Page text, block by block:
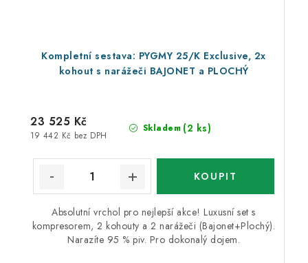
Kompletní sestava: PYGMY 25/K Exclusive, 2x
kohout s narážeči BAJONET a PLOCHÝ
Skladem (2 ks)
19 442 Kč bez DPH
23 525 Kč
Absolutní vrchol pro nejlepší akce! Luxusní set s
kompresorem, 2 kohouty a 2 narážeči (Bajonet+Plochý).
Narazíte 95 % piv. Pro dokonalý dojem.